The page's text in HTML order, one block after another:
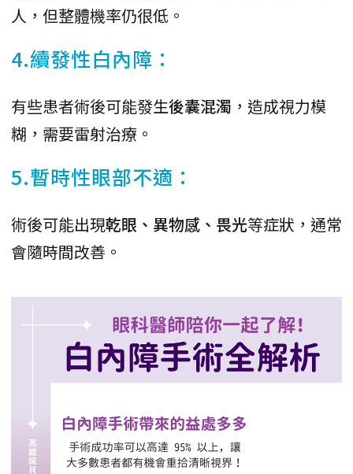
人，但整體機率仍很低。
4.續發性白內障：
有些患者術後可能發生後囊混濁 ，造成視力模
糊，需要雷射治療。
5.暫時性眼部不適：
術後可能出現乾眼、異物感、畏光等症狀，通常
會隨時間改善。